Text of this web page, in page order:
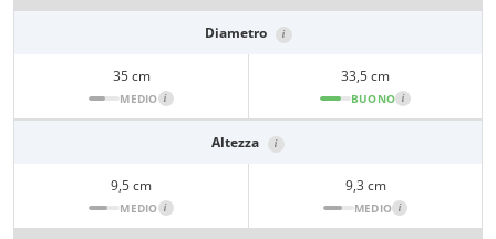
Diametro i
35 cm
MEDIO i
33,5 cm
BUONO i
Altezza i
9,5 cm
MEDIO i
9,3 cm
MEDIO i